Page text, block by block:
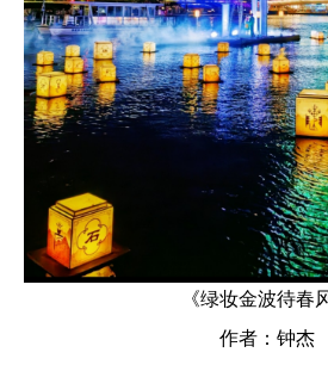
《绿妆金波待春
作者：钟杰